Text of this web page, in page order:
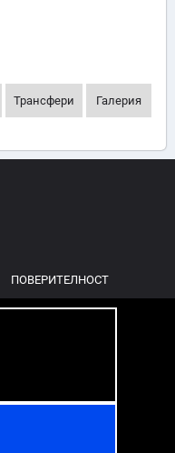
Трансфери Галерия
ПОВЕРИТЕЛНОСТ